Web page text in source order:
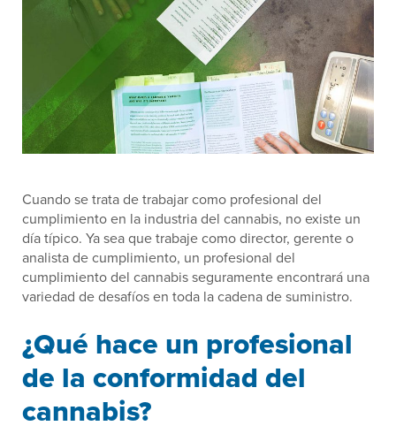
Cuando se trata de trabajar como profesional del
cumplimiento en la industria del cannabis, no existe un
día típico. Ya sea que trabaje como director, gerente o
analista de cumplimiento, un profesional del
cumplimiento del cannabis seguramente encontrará una
variedad de desafíos en toda la cadena de suministro.
¿Qué hace un profesional
de la conformidad del
cannabis?